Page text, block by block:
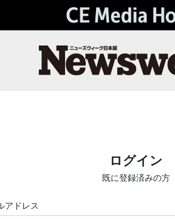
ログイン
既に登録済みの方
アドレス